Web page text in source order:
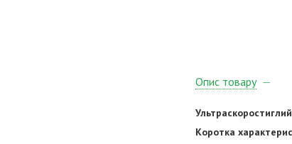
Опис товару
Коротка